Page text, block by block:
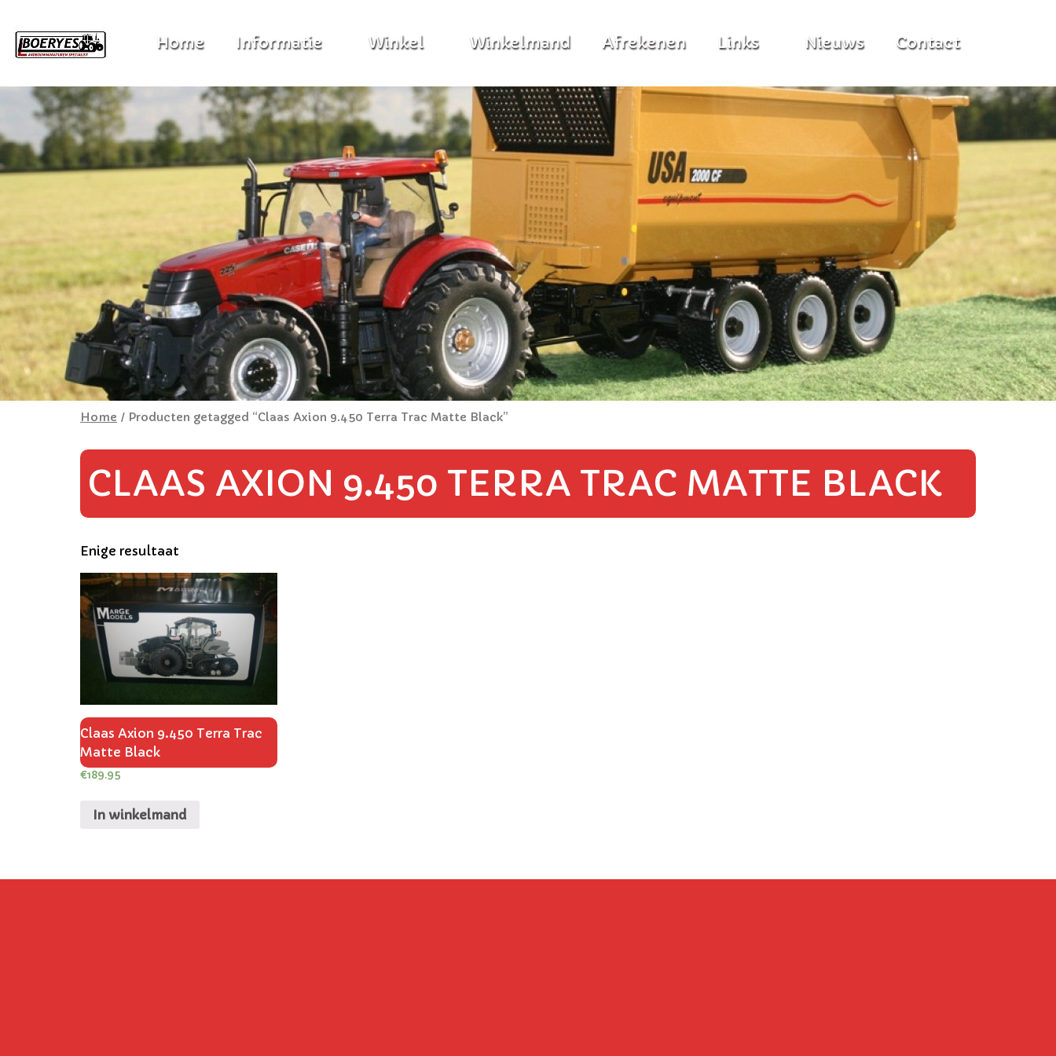
Home / Producten getagged “Claas Axion 9.450 Terra Trac Matte Black”
CLAAS AXION 9.450 TERRA TRAC MATTE BLACK
Enige resultaat
Claas Axion 9.450 Terra Trac
Matte Black
€189.95
In winkelmand
Home Informatie Winkel Winkelmand Afrekenen Links Nieuws Contact